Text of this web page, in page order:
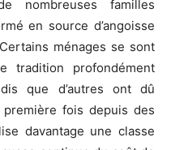
nombreuses familles
en source d’angoisse
ménages se sont
tradition profondément
que d’autres ont dû
fois depuis des
davantage une classe